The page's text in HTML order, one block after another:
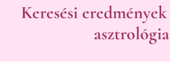
Keresési
asztrológia